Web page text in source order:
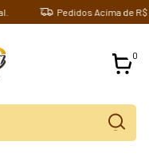
Pedidos Acima de R$
0